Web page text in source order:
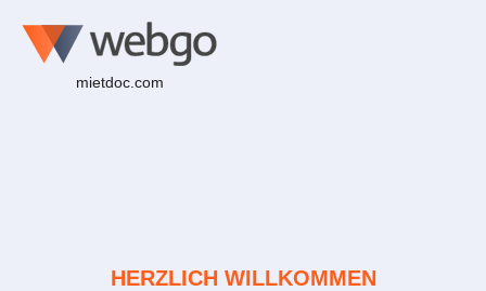
mietdoc.com
HERZLICH WILLKOMMEN